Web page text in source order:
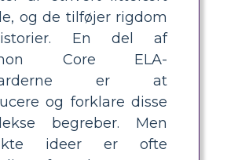
og de tilføjer rigdom
En del af
Core ELA-
er at
og forklare disse
begreber. Men
ideer er ofte